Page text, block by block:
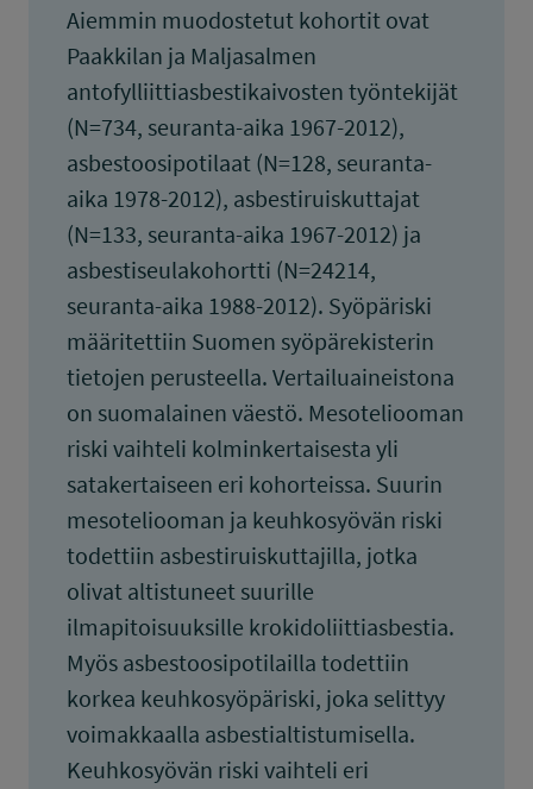
Aiemmin muodostetut kohortit ovat
Paakkilan ja Maljasalmen
antofylliittiasbestikaivosten työntekijät
(N=734, seuranta-aika 1967-2012),
asbestoosipotilaat (N=128, seuranta-
aika 1978-2012), asbestiruiskuttajat
(N=133, seuranta-aika 1967-2012) ja
asbestiseulakohortti (N=24214,
seuranta-aika 1988-2012). Syöpäriski
määritettiin Suomen syöpärekisterin
tietojen perusteella. Vertailuaineistona
on suomalainen väestö. Mesoteliooman
riski vaihteli kolminkertaisesta yli
satakertaiseen eri kohorteissa. Suurin
mesoteliooman ja keuhkosyövän riski
todettiin asbestiruiskuttajilla, jotka
olivat altistuneet suurille
ilmapitoisuuksille krokidoliittiasbestia.
Myös asbestoosipotilailla todettiin
korkea keuhkosyöpäriski, joka selittyy
voimakkaalla asbestialtistumisella.
Keuhkosyövän riski vaihteli eri